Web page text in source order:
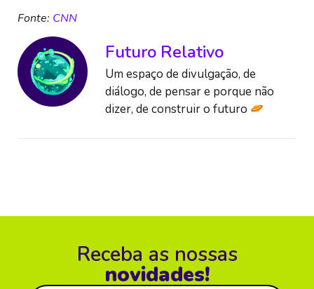
Fonte: CNN
Futuro Relativo
Um espaço de divulgação, de
diálogo, de pensar e porque não
dizer, de construir o futuro
Receba as nossas
novidades!